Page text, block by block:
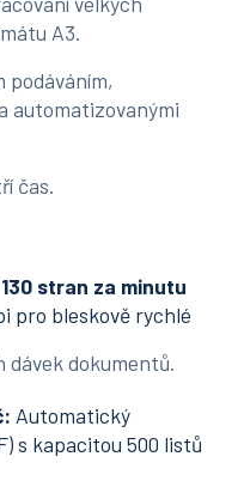
A3.
podáváním,
automatizovanými
čas.
130 stran za minutu
pro bleskově rychlé
dokumentů.
Automatický
s kapacitou 500 listů